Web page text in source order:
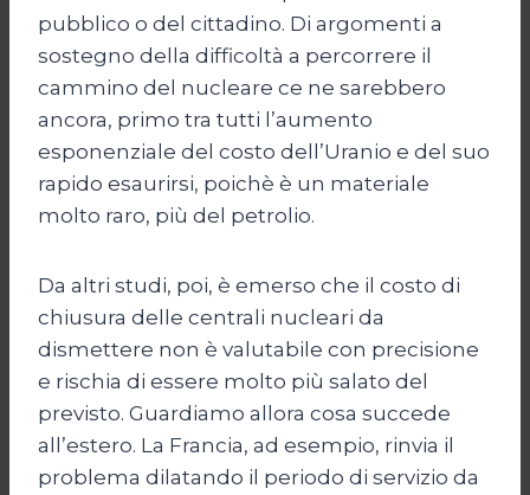
pubblico o del cittadino. Di argomenti a
sostegno della difficoltà a percorrere il
cammino del nucleare ce ne sarebbero
ancora, primo tra tutti l’aumento
esponenziale del costo dell’Uranio e del suo
rapido esaurirsi, poichè è un materiale
molto raro, più del petrolio.
Da altri studi, poi, è emerso che il costo di
chiusura delle centrali nucleari da
dismettere non è valutabile con precisione
e rischia di essere molto più salato del
previsto. Guardiamo allora cosa succede
all’estero. La Francia, ad esempio, rinvia il
problema dilatando il periodo di servizio da